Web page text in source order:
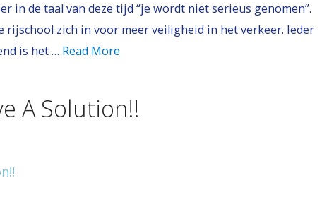
in de taal van deze tijd “je wordt niet serieus genomen”.
rijschool zich in voor meer veiligheid in het verkeer. Ieder
is het … Read More
A Solution!!